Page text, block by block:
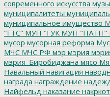
современного искусства
муниципалитеты
муниципальное имущество
"ГТС" МУП "ГУК МУП "ПАТП"
мусор мусорная реформа
МЧС МЧС РФ мэр мэрия
мэрия_Биробиджана мясо
Навальный навигация
награда награждение
Найфельд наказание